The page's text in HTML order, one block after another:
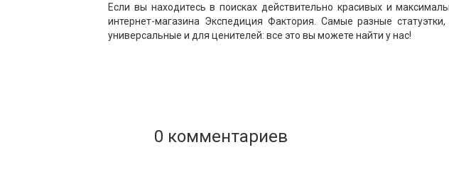
Если вы находитесь в поисках действительно красивых и
интернет-магазина Экспедиция Фактория. Самые разные
универсальные и для ценителей: все это вы можете найти у нас!
0 комментариев